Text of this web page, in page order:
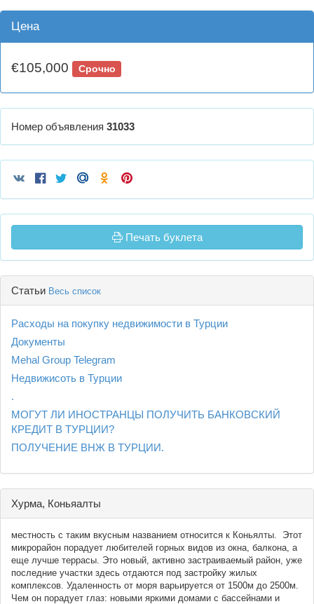
Цена
€105,000 Срочно
Номер объявления 31033
Печать буклета
Статьи Весь список
Расходы на покупку недвижимости в Турции
Документы
Mehal Group Telegram
Недвижисоть в Турции
.
МОГУТ ЛИ ИНОСТРАНЦЫ ПОЛУЧИТЬ БАНКОВСКИЙ
КРЕДИТ В ТУРЦИИ?
ПОЛУЧЕНИЕ ВНЖ В ТУРЦИИ.
Хурма, Коньяалты
местность с таким вкусным названием относится к Коньялты. Этот
микрорайон порадует любителей горных видов из окна, балкона, а
еще лучше террасы. Это новый, активно застраиваемый район, уже
последние участки здесь отдаются под застройку жилых
комплексов. Удаленность от моря варьируется от 1500м до 2500м.
Чем он порадует глаз: новыми яркими домами с бассейнами и